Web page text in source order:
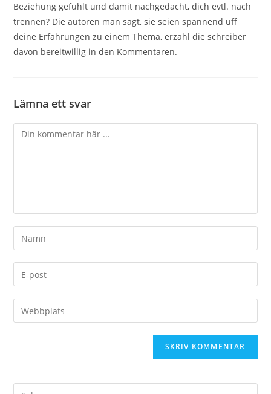
Beziehung gefuhlt und damit nachgedacht, dich evtl. nach
trennen? Die autoren man sagt, sie seien spannend uff
deine Erfahrungen zu einem Thema, erzahl die schreiber
davon bereitwillig in den Kommentaren.
Lämna ett svar